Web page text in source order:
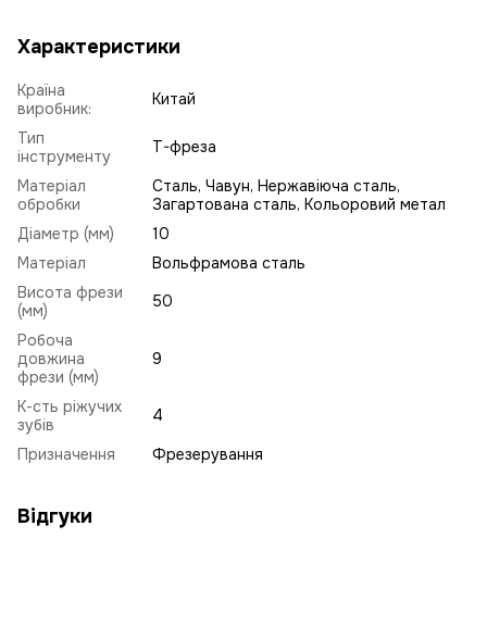
Характеристики
Країна
виробник:
Китай
Тип
інструменту
T-фреза
Матеріал
обробки
Сталь, Чавун, Нержавіюча сталь,
Загартована сталь, Кольоровий метал
Діаметр (мм)
10
Матеріал
Вольфрамова сталь
Висота фрези
(мм)
50
Робоча
довжина
фрези (мм)
9
К-сть ріжучих
зубів
4
Призначення
Фрезерування
Відгуки